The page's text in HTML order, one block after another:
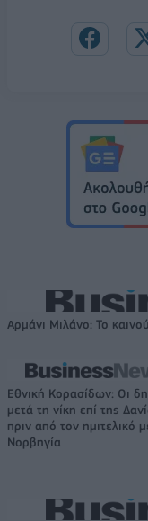
Αρμάνι Μιλάνο: Το
Εθνική Κορασίδων: Οι
μετά τη νίκη επί της
πριν από τον ημιτελικό
Νορβηγία